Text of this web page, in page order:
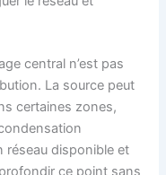
central n’est pas
La source peut
certaines zones,
réseau disponible et
ce point sans